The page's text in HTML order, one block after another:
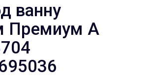
ванну
Премиум А